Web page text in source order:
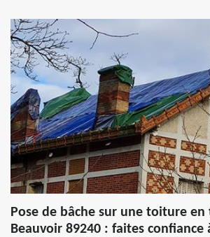
Pose de bâche sur une toiture en
Beauvoir 89240 : faites confiance